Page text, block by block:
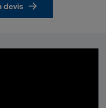
devis